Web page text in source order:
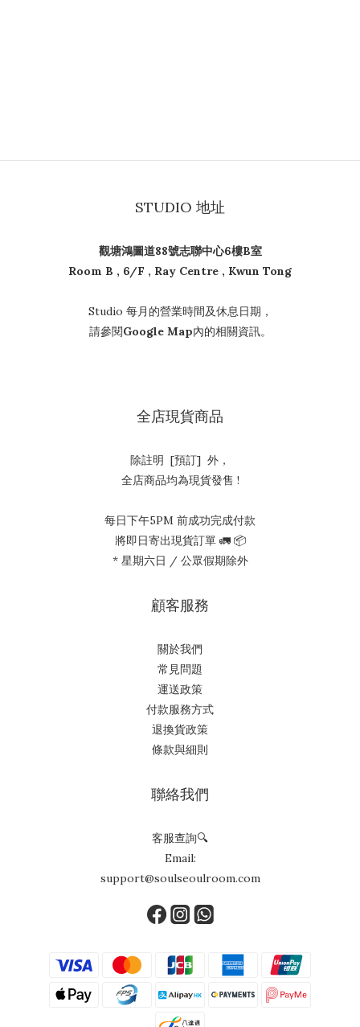
STUDIO 地址
觀塘鴻圖道88號志聯中心6樓B室
Room B , 6/F , Ray Centre , Kwun Tong
Studio 每月的營業時間及休息日期，
請參閱Google Map內的相關資訊。
全店現貨商品
除註明 [預訂] 外，
全店商品均為現貨發售 !
每日下午5PM 前成功完成付款
將即日寄出現貨訂單 🚛 📦
* 星期六日 / 公眾假期除外
顧客服務
關於我們
常見問題
運送政策
付款服務方式
退換貨政策
條款與細則
聯絡我們
客服查詢🔍
Email:
support@soulseoulroom.com